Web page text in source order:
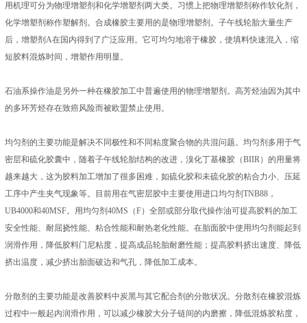
用机理可分为物理增塑剂和化学增塑剂两大类。习惯上把物理增塑剂称作软化剂，
化学增塑剂称作塑解剂。合成橡胶主要用的是物理增塑剂。子午线轮胎大量生产
后，增塑剂A在国内得到了广泛应用。它可均匀地溶于橡胶，使填料快速混入，缩
短胶料混炼时间，增塑作用明显。
石油系操作油是另外一种在橡胶加工中普遍使用的物理增塑剂。高芳烃油因为其中
的多环芳烃存在致癌风险而被欧盟禁止使用。
均匀剂的主要功能是解决不同极性和不同粘度聚合物的共混问题。均匀剂多用于气
密层和硫化胶囊中，随着子午线轮胎结构的改进，溴化丁基橡胶（BIIR）的用量将
越来越大，这为胶料加工增加了很多困难，如硫化胶和未硫化胶的粘合力小、压延
工序中产生夹气现象等。目前用在气密层胶中主要使用进口均匀剂TNB88，
UB4000和40MSF。用均匀剂40MS（F）全部或部分取代操作油可提高胶料的加工
安全性能、耐屈挠性能、粘合性能和耐热老化性能。在胎面胶中使用均匀剂能起到
润滑作用，降低胶料门尼粘度，提高成品轮胎耐磨性能；提高胶料挤出速度、降低
挤出温度，减少挤出胎面破边和气孔，降低加工成本。
分散剂的主要功能是改善胶料中炭黑与其它配合剂的分散状况。分散剂在橡胶混炼
过程中一般起内润滑作用，可以减少橡胶大分子链间的内磨擦，降低混炼胶粘度，